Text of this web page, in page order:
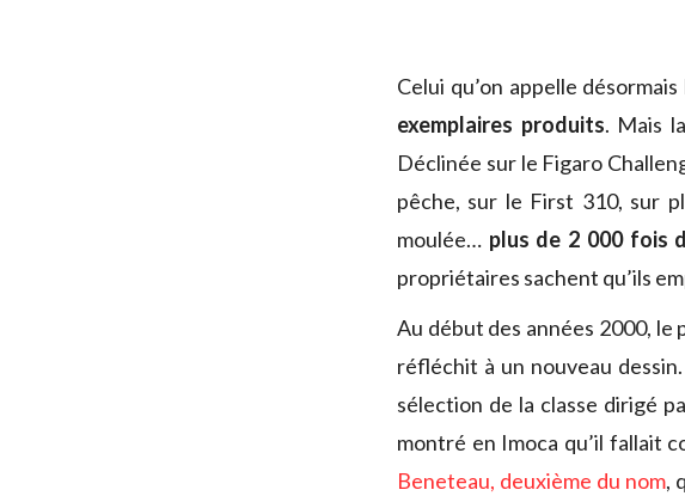
Celui qu’on appelle
exemplaires produits. Mais
Déclinée sur le Figaro
pêche, sur le First 310, sur
moulée… plus de 2 000 fois
propriétaires sachent qu’ils
Au début des années 2000,
réfléchit à un nouveau
sélection de la classe dirigé
montré en Imoca qu’il fallait
Beneteau, deuxième du nom,